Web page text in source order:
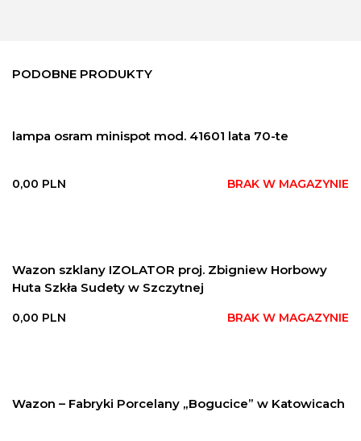
PODOBNE PRODUKTY
lampa osram minispot mod. 41601 lata 70-te
0,00 PLN BRAK W MAGAZYNIE
Wazon szklany IZOLATOR proj. Zbigniew Horbowy
Huta Szkła Sudety w Szczytnej
0,00 PLN BRAK W MAGAZYNIE
Wazon – Fabryki Porcelany „Bogucice” w Katowicach